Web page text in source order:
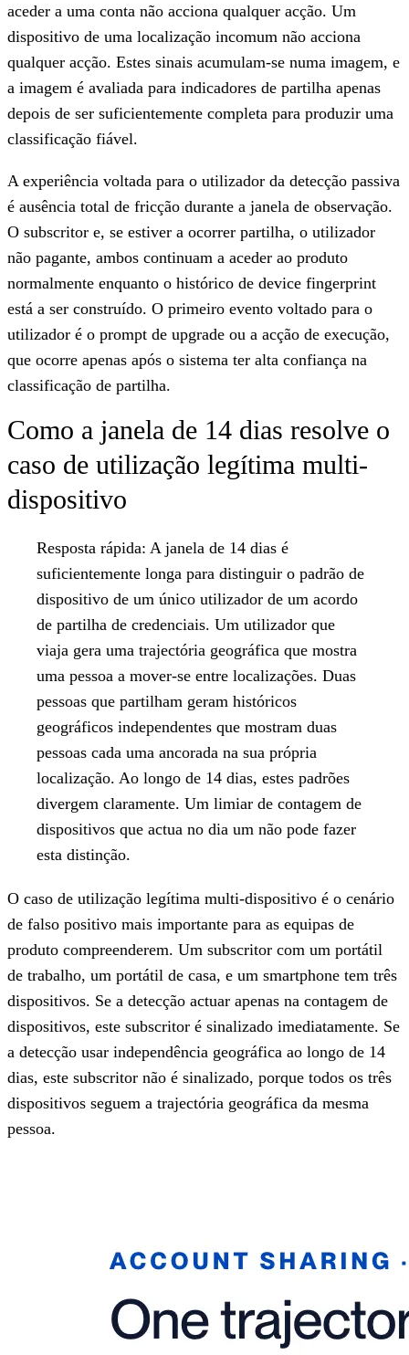
aceder a uma conta não acciona qualquer acção. Um
dispositivo de uma localização incomum não acciona
qualquer acção. Estes sinais acumulam-se numa imagem, e
a imagem é avaliada para indicadores de partilha apenas
depois de ser suficientemente completa para produzir uma
classificação fiável.
A experiência voltada para o utilizador da detecção passiva
é ausência total de fricção durante a janela de observação.
O subscritor e, se estiver a ocorrer partilha, o utilizador
não pagante, ambos continuam a aceder ao produto
normalmente enquanto o histórico de device fingerprint
está a ser construído. O primeiro evento voltado para o
utilizador é o prompt de upgrade ou a acção de execução,
que ocorre apenas após o sistema ter alta confiança na
classificação de partilha.
Como a janela de 14 dias resolve o
caso de utilização legítima multi-
dispositivo
Resposta rápida: A janela de 14 dias é
suficientemente longa para distinguir o padrão de
dispositivo de um único utilizador de um acordo
de partilha de credenciais. Um utilizador que
viaja gera uma trajectória geográfica que mostra
uma pessoa a mover-se entre localizações. Duas
pessoas que partilham geram históricos
geográficos independentes que mostram duas
pessoas cada uma ancorada na sua própria
localização. Ao longo de 14 dias, estes padrões
divergem claramente. Um limiar de contagem de
dispositivos que actua no dia um não pode fazer
esta distinção.
O caso de utilização legítima multi-dispositivo é o cenário
de falso positivo mais importante para as equipas de
produto compreenderem. Um subscritor com um portátil
de trabalho, um portátil de casa, e um smartphone tem três
dispositivos. Se a detecção actuar apenas na contagem de
dispositivos, este subscritor é sinalizado imediatamente. Se
a detecção usar independência geográfica ao longo de 14
dias, este subscritor não é sinalizado, porque todos os três
dispositivos seguem a trajectória geográfica da mesma
pessoa.